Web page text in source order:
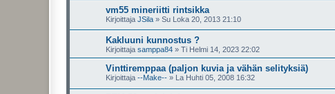
vm55 mineriitti rintsikka
Kirjoittaja JSila » Su Loka 20, 2013 21:10
Kakluuni kunnostus ?
Kirjoittaja samppa84 » Ti Helmi 14, 2023 22:02
Vinttiremppaa (paljon kuvia ja vähän selityksiä)
Kirjoittaja --Make-- » La Huhti 05, 2008 16:32